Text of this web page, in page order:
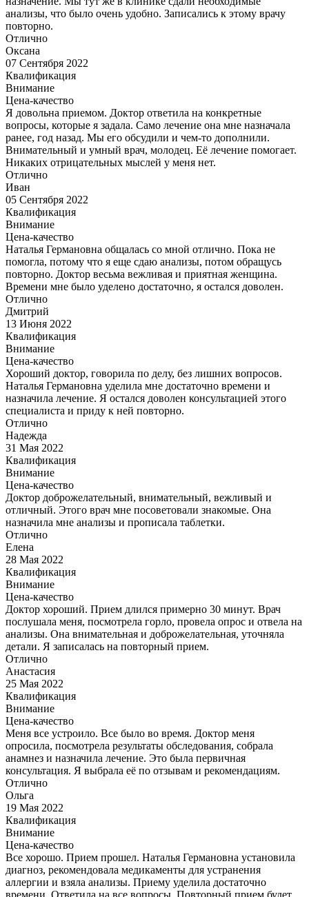
анализы, что было очень удобно. Записались к этому врачу
повторно.
Отлично
Оксана
07 Сентября 2022
Квалификация
Внимание
Цена-качество
Я довольна приемом. Доктор ответила на конкретные
вопросы, которые я задала. Само лечение она мне назначала
ранее, год назад. Мы его обсудили и чем-то дополнили.
Внимательный и умный врач, молодец. Её лечение помогает.
Никаких отрицательных мыслей у меня нет.
Отлично
Иван
05 Сентября 2022
Квалификация
Внимание
Цена-качество
Наталья Германовна общалась со мной отлично. Пока не
помогла, потому что я еще сдаю анализы, потом обращусь
повторно. Доктор весьма вежливая и приятная женщина.
Времени мне было уделено достаточно, я остался доволен.
Отлично
Дмитрий
13 Июня 2022
Квалификация
Внимание
Цена-качество
Хороший доктор, говорила по делу, без лишних вопросов.
Наталья Германовна уделила мне достаточно времени и
назначила лечение. Я остался доволен консультацией этого
специалиста и приду к ней повторно.
Отлично
Надежда
31 Мая 2022
Квалификация
Внимание
Цена-качество
Доктор доброжелательный, внимательный, вежливый и
отличный. Этого врач мне посоветовали знакомые. Она
назначила мне анализы и прописала таблетки.
Отлично
Елена
28 Мая 2022
Квалификация
Внимание
Цена-качество
Доктор хороший. Прием длился примерно 30 минут. Врач
послушала меня, посмотрела горло, провела опрос и отвела на
анализы. Она внимательная и доброжелательная, уточняла
детали. Я записалась на повторный прием.
Отлично
Анастасия
25 Мая 2022
Квалификация
Внимание
Цена-качество
Меня все устроило. Все было во время. Доктор меня
опросила, посмотрела результаты обследования, собрала
анамнез и назначила лечение. Это была первичная
консультация. Я выбрала её по отзывам и рекомендациям.
Отлично
Ольга
19 Мая 2022
Квалификация
Внимание
Цена-качество
Все хорошо. Прием прошел. Наталья Германовна установила
диагноз, рекомендовала медикаменты для устранения
аллергии и взяла анализы. Приему уделила достаточно
времени. Ответила на все вопросы. Повторный прием будет.